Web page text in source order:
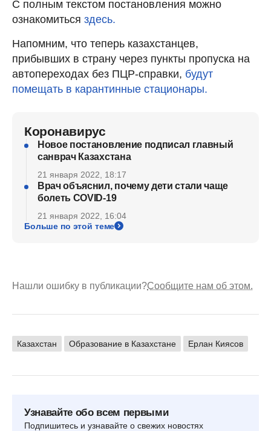
С полным текстом постановления можно
ознакомиться здесь.
Напомним, что теперь казахстанцев,
прибывших в страну через пункты пропуска на
автопереходах без ПЦР-справки, будут
помещать в карантинные стационары.
Коронавирус
Новое постановление подписал главный
санврач Казахстана
21 января 2022, 18:17
Врач объяснил, почему дети стали чаще
болеть COVID-19
21 января 2022, 16:04
Больше по этой теме
Нашли ошибку в публикации?Сообщите нам об этом.
Казахстан Образование в Казахстане Ерлан Киясов
Узнавайте обо всем первыми
Подпишитесь и узнавайте о свежих новостях